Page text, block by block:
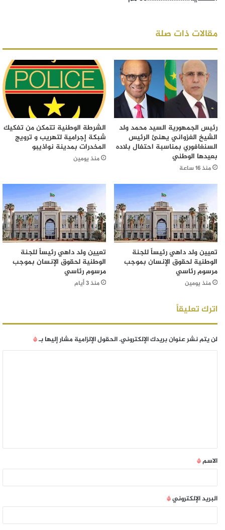
مقالات ذات صلة
رئيس الجمهورية السيد محمد ولد
الشيخ الغزواني يهنئ الرئيس
السنغافوري بمناسبة احتفال بلاده
بعيدها الوطني
منذ 16 ساعة
الشرطة الوطنية تتمكن من تفكيك
شبكة إجرامية لتهريب و ترويج
المخدرات بمدينة نواذيبو
منذ يومين
تعيين ولد داهي رئيساً للجنة
الوطنية لحقوق الإنسان بموجب
مرسوم رئاسي
منذ يومين
تعيين ولد داهي رئيساً للجنة
الوطنية لحقوق الإنسان بموجب
مرسوم رئاسي
منذ 3 أيام
اترك تعليقاً
لن يتم نشر عنوان بريدك الإلكتروني.الحقول الإلزامية مشار إليها بـ*
الاسم*
البريد الإلكتروني*